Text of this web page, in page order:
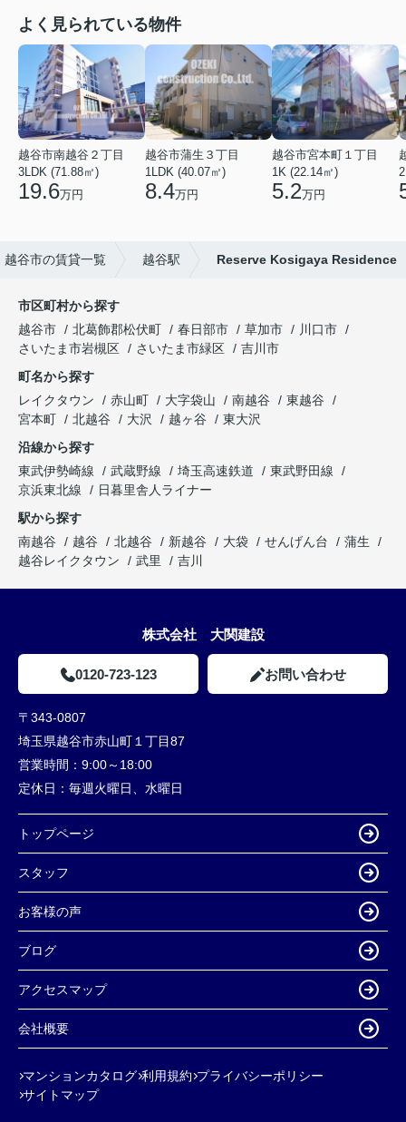
よく見られている物件
越谷市南越谷２丁目
3LDK (71.88㎡)
19.6万円
越谷市蒲生３丁目
1LDK (40.07㎡)
8.4万円
越谷市宮本町１丁目
1K (22.14㎡)
5.2万円
越谷市の賃貸一覧 越谷駅 Reserve Kosigaya Residence
市区町村から探す
越谷市
北葛飾郡松伏町 春日部市 草加市
川口市
さいたま市岩槻区
さいたま市緑区
吉川市
町名から探す
レイクタウン
赤山町 大字袋山 南越谷
東越谷
宮本町
北越谷 大沢 越ヶ谷
東大沢
沿線から探す
東武伊勢崎線
武蔵野線 埼玉高速鉄道
東武野田線
京浜東北線
日暮里舎人ライナー
駅から探す
南越谷
越谷 北越谷 新越谷 大袋 せんげん台
蒲生
越谷レイクタウン
武里 吉川
株式会社 大関建設
0120-723-123 お問い合わせ
〒343-0807
埼玉県越谷市赤山町１丁目87
営業時間： 9:00～18:00
定休日： 毎週火曜日、水曜日
トップページ
スタッフ
お客様の声
ブログ
アクセスマップ
会社概要
マンションカタログ 利用規約 プライバシーポリシー
サイトマップ